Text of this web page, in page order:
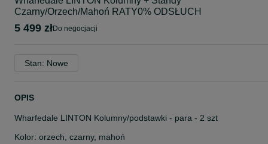
Czarny/Orzech/Mahoń RATY0% ODSŁUCH
5 499 zł do negocjacji
Stan: Nowe
OPIS
Wharfedale LINTON Kolumny/podstawki - para - 2 szt
Kolor: orzech, czarny, mahoń